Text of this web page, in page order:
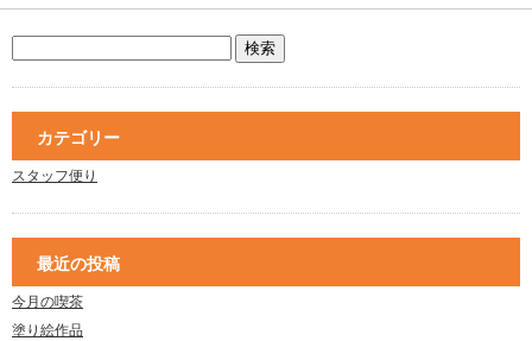
カテゴリー
スタッフ便り
最近の投稿
今月の喫茶
塗り絵作品